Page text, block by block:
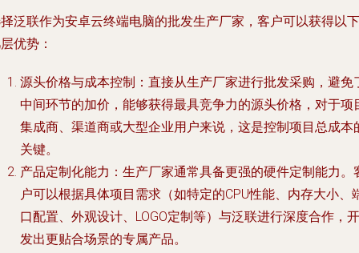
泛联作为安卓云终端电脑的批发生产厂家，客户可以获得以下
优势：
源头价格与成本控制 ：直接从生产厂家进行批发采购，避免
中间环节的加价，能够获得最具竞争力的源头价格，对于项
集成商、渠道商或大型企业用户来说，这是控制项目总成本
关键。
产品定制化能力 ：生产厂家通常具备更强的硬件定制能力。
户可以根据具体项目需求（如特定的CPU性能、内存大小、
口配置、外观设计、LOGO定制等）与泛联进行深度合作，开
发出更贴合场景的专属产品。